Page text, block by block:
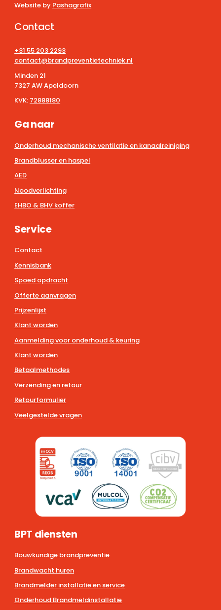
Website by Pashagrafix
Contact
+31 55 203 2293
contact@brandpreventietechniek.nl
Minden 21
7327 AW Apeldoorn
KVK: 72888180
Ga naar
Onderhoud mechanische ventilatie en kanaalreiniging
Brandblusser en haspel
AED
Noodverlichting
EHBO & BHV koffer
Service
Contact
Kennisbank
Spoed opdracht
Offerte aanvragen
Prijzenlijst
Klant worden
Aanmelding voor onderhoud & keuring
Klant worden
Betaalmethodes
Verzending en retour
Retourformulier
Veelgestelde vragen
BPT diensten
Bouwkundige brandpreventie
Brandwacht huren
Brandmelder installatie en service
Onderhoud Brandmeldinstallatie